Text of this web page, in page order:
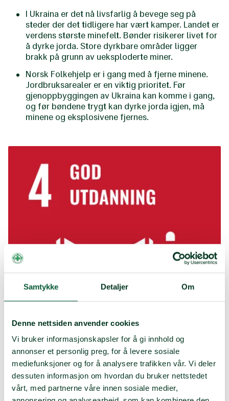
Samtykke Detaljer Om
Denne nettsiden anvender cookies
Vi bruker informasjonskapsler for å gi innhold og
annonser et personlig preg, for å levere sosiale
mediefunksjoner og for å analysere trafikken vår. Vi deler
dessuten informasjon om hvordan du bruker nettstedet
vårt, med partnerne våre innen sosiale medier,
I Ukraina er det nå livsfarlig å bevege seg på
steder der det tidligere har vært kamper. Landet er
verdens største minefelt. Bønder risikerer livet for
å dyrke jorda. Store dyrkbare områder ligger
brakk på grunn av ueksploderte miner.
Norsk Folkehjelp er i gang med å fjerne minene.
Jordbruksarealer er en viktig prioritet. Før
gjenoppbyggingen av ​Ukraina kan komme i gang,
og før bøndene trygt kan dyrke jorda igjen, ​må
minene og eksplosivene fjernes. ​​
Bærekraftsmål 4: God utdanning
Utdanning er en grunnleggende menneskerettighet.